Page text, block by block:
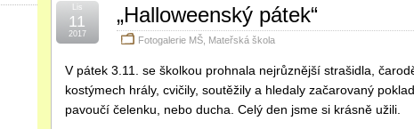
„Halloweenský pátek“
Fotogalerie MŠ, Mateřská škola
Lis
11
2017
V pátek 3.11. se školkou prohnala nejrůznější strašidla,
kostýmech hrály, cvičily, soutěžily a hledaly začarovaný
pavoučí čelenku, nebo ducha. Celý den jsme si krásně užili.